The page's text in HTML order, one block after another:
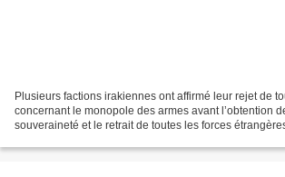
Plusieurs factions irakiennes ont affirmé leur rejet de
concernant le monopole des armes avant l’obtention
souveraineté et le retrait de toutes les forces